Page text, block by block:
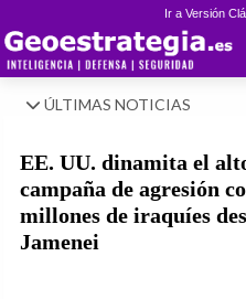
Ir a Versión
ÚLTIMAS NOTICIAS
EE. UU. dinamita el
campaña de agresión
millones de iraquíes
Jamenei